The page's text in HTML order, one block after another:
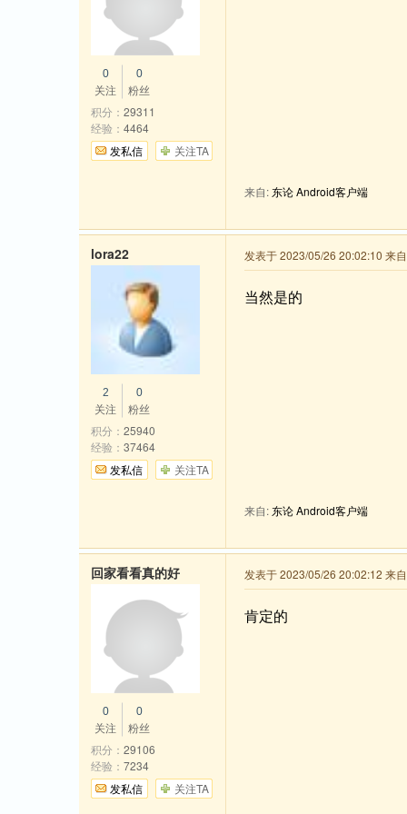
来自:东论 Android客户端
0
关注
0
粉丝
积分： 29311
经验： 4464
发私信
关注TA
发表于 2023/05/26 20:02:10 来
当然是的
来自:东论 Android客户端
lora22
2
关注
0
粉丝
积分： 25940
经验： 37464
发私信
关注TA
发表于 2023/05/26 20:02:12 来
肯定的
回家看看真的好
0
关注
0
粉丝
积分： 29106
经验： 7234
发私信
关注TA